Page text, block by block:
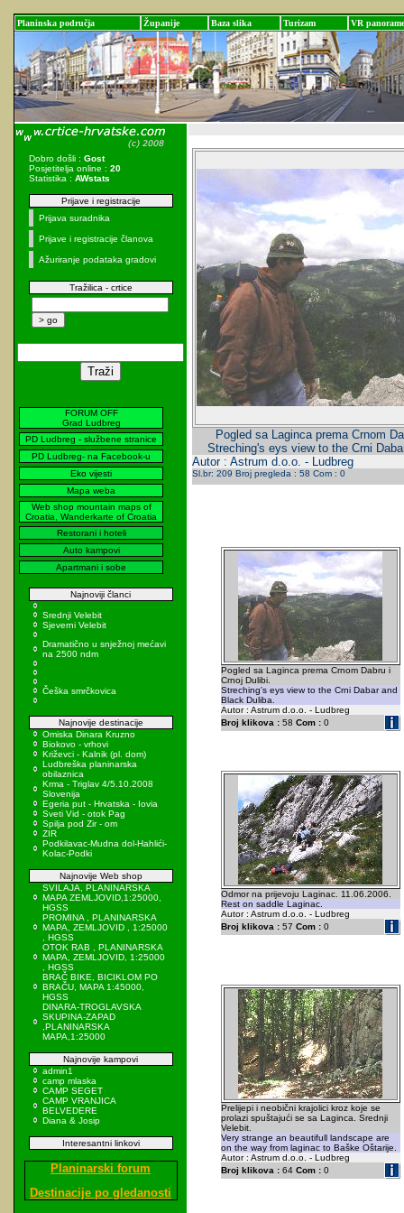
Planinska područja Županije Baza slika Turizam VR panorame
Dobro došli : Gost
Posjetitelja online : 20
Statistika : AWstats
Prijave i registracije
Prijava suradnika
Prijave i registracije članova
Ažuriranje podataka gradovi
Tražilica - crtice
FORUM OFF
Grad Ludbreg
PD Ludbreg - službene stranice
PD Ludbreg- na Facebook-u
Eko vijesti
Mapa weba
Web shop mountain maps of
Croatia, Wanderkarte of Croatia
Restorani i hoteli
Auto kampovi
Apartmani i sobe
Najnoviji članci
Srednji Velebit
Sjeverni Velebit
Dramatično u snježnoj mećavi
na 2500 ndm
Češka smrčkovica
Najnovije destinacije
Omiska Dinara Kruzno
Biokovo - vrhovi
Križevci - Kalnik (pl. dom)
Ludbreška planinarska
obilaznica
Krma - Triglav 4/5.10.2008
Slovenija
Egeria put - Hrvatska - Iovia
Sveti Vid - otok Pag
Spilja pod Zir - om
ZIR
Podkilavac-Mudna dol-Hahlići-
Kolac-Podki
Najnovije Web shop
SVILAJA, PLANINARSKA
MAPA ZEMLJOVID,1:25000,
HGSS
PROMINA , PLANINARSKA
MAPA, ZEMLJOVID , 1:25000
, HGSS
OTOK RAB , PLANINARSKA
MAPA, ZEMLJOVID, 1:25000
, HGSS
BRAČ BIKE, BICIKLOM PO
BRAČU, MAPA 1:45000,
HGSS
DINARA-TROGLAVSKA
SKUPINA-ZAPAD
,PLANINARSKA
MAPA,1:25000
Najnovije kampovi
admin1
camp mlaska
CAMP SEGET
CAMP VRANJICA
BELVEDERE
Diana & Josip
Interesantni linkovi
Planinarski forum
Destinacije po gledanosti
Pogled sa Laginca prema Crnom
Streching's eys view to the Crni
Autor : Astrum d.o.o. - Ludbreg
Sl.br: 209 Broj pregleda : 58 Com : 0
Pogled sa Laginca prema Crnom Dabru i
Crnoj Dulibi.
Streching's eys view to the Crni Dabar and
Black Duliba.
Autor : Astrum d.o.o. - Ludbreg
Broj klikova :58 Com :0
Odmor na prijevoju Laginac. 11.06.2006.
Rest on saddle Laginac.
Autor : Astrum d.o.o. - Ludbreg
Broj klikova :57 Com :0
Prelijepi i neobični krajolici kroz koje se
prolazi spuštajući se sa Laginca. Srednji
Velebit.
Very strange an beautifull landscape are
on the way from laginac to Baške Oštarije.
Autor : Astrum d.o.o. - Ludbreg
Broj klikova :64 Com :0